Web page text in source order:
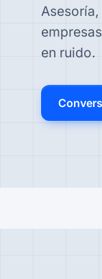
en ruido.